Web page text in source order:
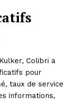
Colibri a
pour
taux de service
informations,